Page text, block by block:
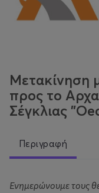
Mετακίνηση
προς το
Σέγκλιας
Περιγραφή
Ενημερώνουμε τους